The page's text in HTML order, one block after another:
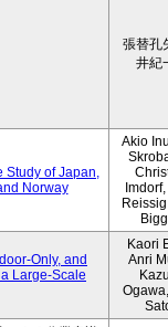
張替孔
井紀
Study of Japan,
Norway
Akio
Only, and
Large-Scale
Kaori
Anri